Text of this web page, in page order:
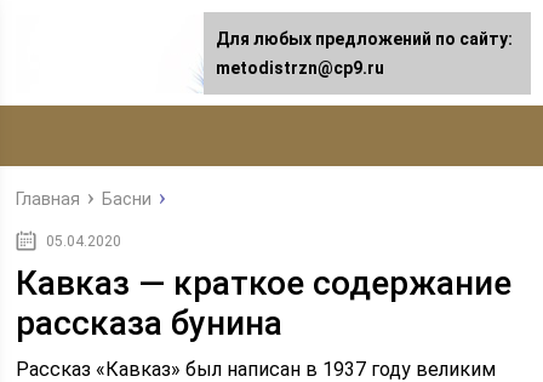
Главная Басни
05.04.2020
Кавказ — краткое содержание
рассказа бунина
Рассказ «Кавказ» был написан в 1937 году великим
Для любых предложений по сайту:
metodistrzn@cp9.ru